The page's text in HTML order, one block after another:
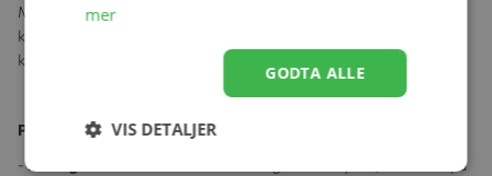
Med premiumfunksjoner som luftfylte dekk for en jevn tur og en
kalesje med full dekning og ventilasjon, vil barnet ditt ha det
komfortabelt uansett hva dagen bringer.
Produktegenskaper:
-Lett og enkel å manøvrere:
Det svingbare forhjulet, som låses på
mer
GODTA ALLE
VIS DETALJER